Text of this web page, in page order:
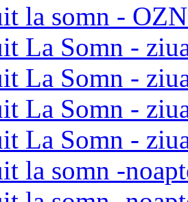
la somn -
La Somn -
La Somn -
La Somn -
La Somn -
la somn -